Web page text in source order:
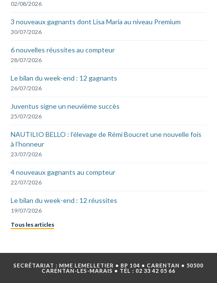
02/08/2026
3 nouveaux gagnants dont Lisa Maria au niveau Premium
30/07/2026
6 nouvelles réussites au compteur
28/07/2026
Le bilan du week-end : 12 gagnants
26/07/2026
Juventus signe un neuvième succès
25/07/2026
NAUTILIO BELLO : l’élevage de Rémi Boucret une nouvelle fois
à l’honneur
23/07/2026
4 nouveaux gagnants au compteur
22/07/2026
Le bilan du week-end : 12 réussites
19/07/2026
Tous les articles
SECRÉTARIAT : MME LEMELLETIER • BP 104 • CARENTAN • 50500
CARENTAN-LES-MARAIS • TÉL : 02 33 42 05 66